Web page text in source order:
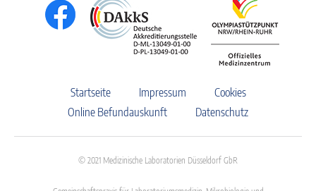
Startseite Impressum
Cookies
Online Befundauskunft
Datenschutz
© 2021 Medizinische Laboratorien Düsseldorf GbR